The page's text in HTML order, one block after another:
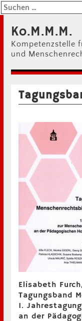
Ko.M.M.M.
Kompetenzstelle
und
Elisabeth
Tagungsband
1.
an der